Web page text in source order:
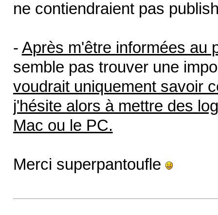
ne contiendraient pas
- Après m'être informées au
semble pas trouver une
voudrait uniquement savoir
j'hésite alors à mettre des
Mac ou le PC.
Merci superpantoufle